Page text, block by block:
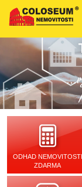
ODHAD NEMOVITOSTI
ZDARMA